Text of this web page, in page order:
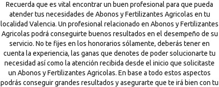
Recuerda que es vital encontrar un buen profesional para que pueda
atender tus necesidades de Abonos y Fertilizantes Agricolas en tu
localidad Valencia. Un profesional relacionado en Abonos y Fertilizantes
Agricolas podrá conseguirte buenos resultados en el desempeño de su
servicio. No te fijes en los honorarios sólamente, deberás tener en
cuenta la experiencia, las ganas que denotes de poder solucionarte tu
necesidad así como la atención recibida desde el inicio que solicitaste
un Abonos y Fertilizantes Agricolas. En base a todo estos aspectos
podrás conseguir grandes resultados y asegurarte que te irá bien con tu